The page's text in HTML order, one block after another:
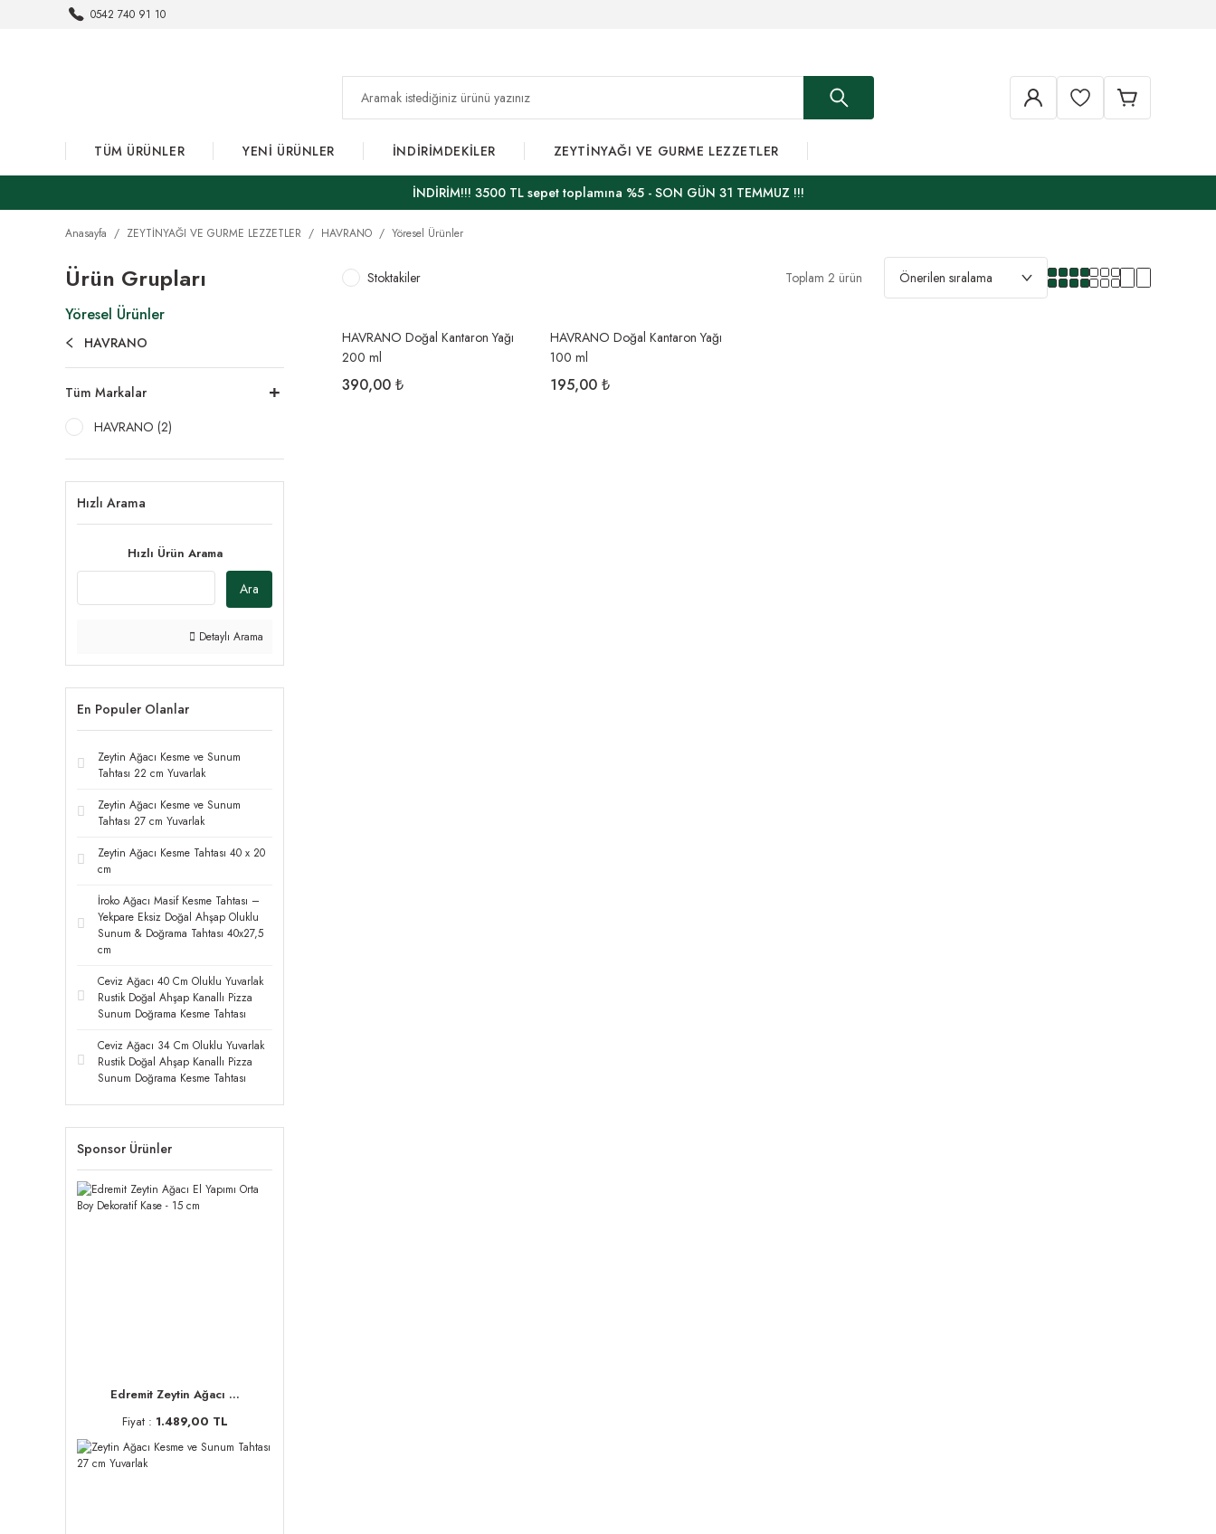
0542 740 91 10
TÜM ÜRÜNLER YENİ ÜRÜNLER İNDİRİMDEKİLER ZEYTİNYAĞI VE GURME LEZZETLER
İNDİRİM!!! 3500 TL sepet toplamına %5 - SON GÜN 31 TEMMUZ !!!
Anasayfa ZEYTİNYAĞI VE GURME LEZZETLER HAVRANO Yöresel Ürünler
Ürün Grupları
Yöresel Ürünler
HAVRANO
Tüm Markalar
HAVRANO (2)
Hızlı Arama
Hızlı Ürün Arama
Ara
Detaylı Arama
En Populer Olanlar
Zeytin Ağacı Kesme ve Sunum
Tahtası 22 cm Yuvarlak
Zeytin Ağacı Kesme ve Sunum
Tahtası 27 cm Yuvarlak
Zeytin Ağacı Kesme Tahtası 40 x 20
cm
İroko Ağacı Masif Kesme Tahtası –
Yekpare Eksiz Doğal Ahşap Oluklu
Sunum & Doğrama Tahtası 40x27,5
cm
Ceviz Ağacı 40 Cm Oluklu Yuvarlak
Rustik Doğal Ahşap Kanallı Pizza
Sunum Doğrama Kesme Tahtası
Ceviz Ağacı 34 Cm Oluklu Yuvarlak
Rustik Doğal Ahşap Kanallı Pizza
Sunum Doğrama Kesme Tahtası
Sponsor Ürünler
Edremit Zeytin Ağacı ...
Fiyat : 1.489,00 TL
Stoktakiler Toplam 2 ürün
HAVRANO Doğal Kantaron Yağı
200 ml
390,00 ₺
HAVRANO Doğal Kantaron Yağı
100 ml
195,00 ₺